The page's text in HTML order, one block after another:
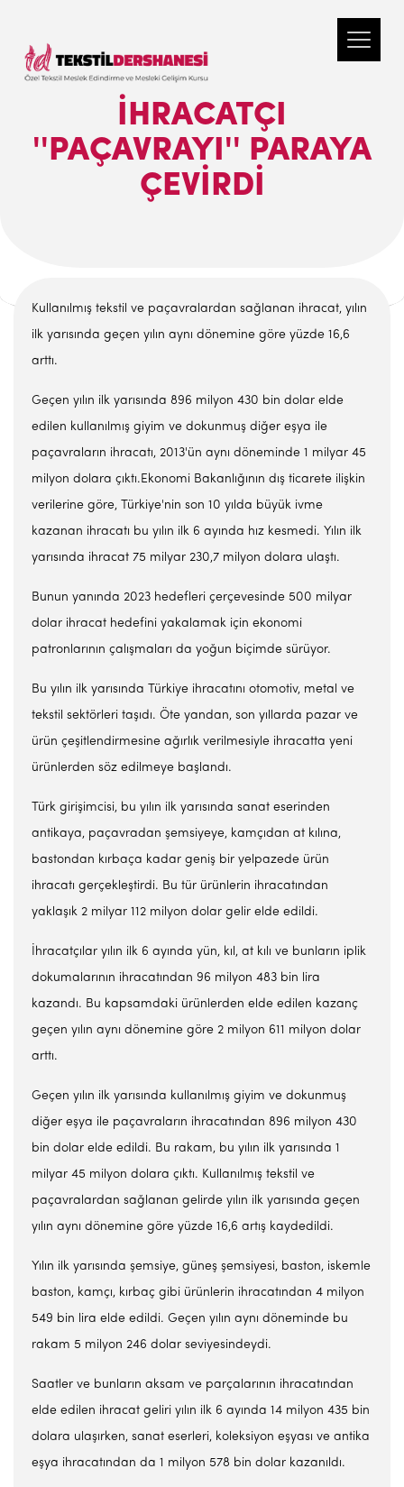
İHRACATÇI
''PAÇAVRAYI'' PARAYA
ÇEVIRDI
Kullanılmış tekstil ve paçavralardan sağlanan ihracat, yılın
ilk yarısında geçen yılın aynı dönemine göre yüzde 16,6
arttı.
Geçen yılın ilk yarısında 896 milyon 430 bin dolar elde
edilen kullanılmış giyim ve dokunmuş diğer eşya ile
paçavraların ihracatı, 2013'ün aynı döneminde 1 milyar 45
milyon dolara çıktı.Ekonomi Bakanlığının dış ticarete ilişkin
verilerine göre, Türkiye'nin son 10 yılda büyük ivme
kazanan ihracatı bu yılın ilk 6 ayında hız kesmedi. Yılın ilk
yarısında ihracat 75 milyar 230,7 milyon dolara ulaştı.
Bunun yanında 2023 hedefleri çerçevesinde 500 milyar
dolar ihracat hedefini yakalamak için ekonomi
patronlarının çalışmaları da yoğun biçimde sürüyor.
Bu yılın ilk yarısında Türkiye ihracatını otomotiv, metal ve
tekstil sektörleri taşıdı. Öte yandan, son yıllarda pazar ve
ürün çeşitlendirmesine ağırlık verilmesiyle ihracatta yeni
ürünlerden söz edilmeye başlandı.
Türk girişimcisi, bu yılın ilk yarısında sanat eserinden
antikaya, paçavradan şemsiyeye, kamçıdan at kılına,
bastondan kırbaça kadar geniş bir yelpazede ürün
ihracatı gerçekleştirdi. Bu tür ürünlerin ihracatından
yaklaşık 2 milyar 112 milyon dolar gelir elde edildi.
İhracatçılar yılın ilk 6 ayında yün, kıl, at kılı ve bunların iplik
dokumalarının ihracatından 96 milyon 483 bin lira
kazandı. Bu kapsamdaki ürünlerden elde edilen kazanç
geçen yılın aynı dönemine göre 2 milyon 611 milyon dolar
arttı.
Geçen yılın ilk yarısında kullanılmış giyim ve dokunmuş
diğer eşya ile paçavraların ihracatından 896 milyon 430
bin dolar elde edildi. Bu rakam, bu yılın ilk yarısında 1
milyar 45 milyon dolara çıktı. Kullanılmış tekstil ve
paçavralardan sağlanan gelirde yılın ilk yarısında geçen
yılın aynı dönemine göre yüzde 16,6 artış kaydedildi.
Yılın ilk yarısında şemsiye, güneş şemsiyesi, baston, iskemle
baston, kamçı, kırbaç gibi ürünlerin ihracatından 4 milyon
549 bin lira elde edildi. Geçen yılın aynı döneminde bu
rakam 5 milyon 246 dolar seviyesindeydi.
Saatler ve bunların aksam ve parçalarının ihracatından
elde edilen ihracat geliri yılın ilk 6 ayında 14 milyon 435 bin
dolara ulaşırken, sanat eserleri, koleksiyon eşyası ve antika
eşya ihracatından da 1 milyon 578 bin dolar kazanıldı.